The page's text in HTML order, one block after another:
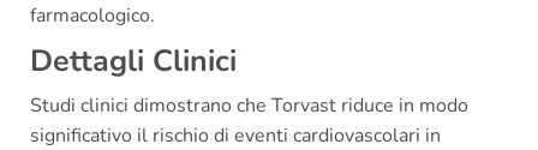
farmacologico.
Dettagli Clinici
Studi clinici dimostrano che Torvast riduce in modo
significativo il rischio di eventi cardiovascolari in